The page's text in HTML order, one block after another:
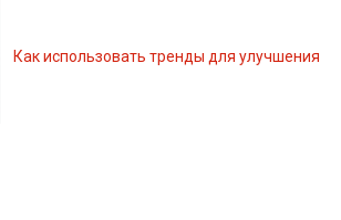
Как использовать тренды для улучшения